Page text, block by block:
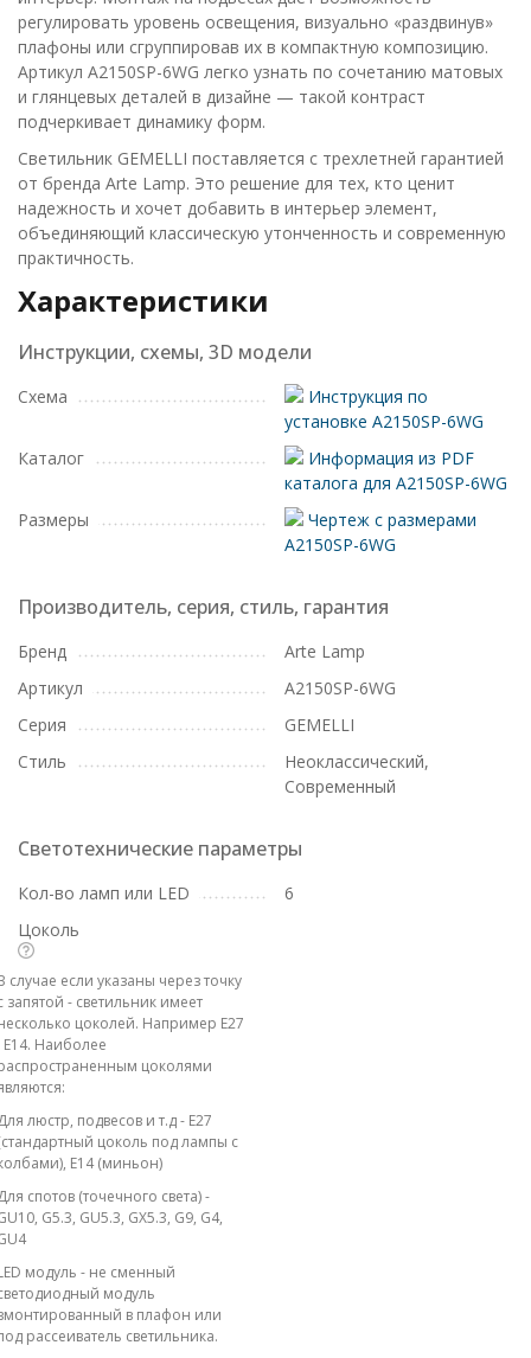
регулировать уровень освещения, визуально «раздвинув»
плафоны или сгруппировав их в компактную композицию.
Артикул A2150SP-6WG легко узнать по сочетанию матовых
и глянцевых деталей в дизайне — такой контраст
подчеркивает динамику форм.
Светильник GEMELLI поставляется с трехлетней гарантией
от бренда Arte Lamp. Это решение для тех, кто ценит
надежность и хочет добавить в интерьер элемент,
объединяющий классическую утонченность и современную
практичность.
Характеристики
Инструкции, схемы, 3D модели
Схема
Инструкция по
установке A2150SP-6WG
Каталог
Информация из PDF
каталога для A2150SP-6WG
Размеры
Чертеж с размерами
A2150SP-6WG
Производитель, серия, стиль, гарантия
Бренд
Arte Lamp
Артикул
A2150SP-6WG
Серия
GEMELLI
Стиль
Неоклассический,
Современный
Светотехнические параметры
Кол-во ламп или LED
6
Цоколь
случае если указаны через точку
запятой - светильник имеет
цоколей. Например E27
E14. Наиболее
цоколями
люстр, подвесов и т.д - E27
цоколь под лампы с
E14 (миньон)
спотов (точечного света) -
G5.3, GU5.3, GX5.3, G9, G4,
модуль - не сменный
модуль
в плафон или
рассеиватель светильника.